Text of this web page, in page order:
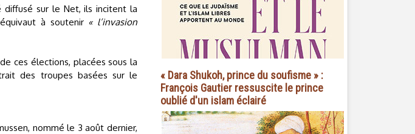
diffusé sur le Net, ils incitent la
à soutenir « l’invasion
ces élections, placées sous la
des troupes basées sur le
nommé le 3 août dernier,
« Dara Shukoh, prince du soufisme » :
François Gautier ressuscite le prince
oublié d'un islam éclairé